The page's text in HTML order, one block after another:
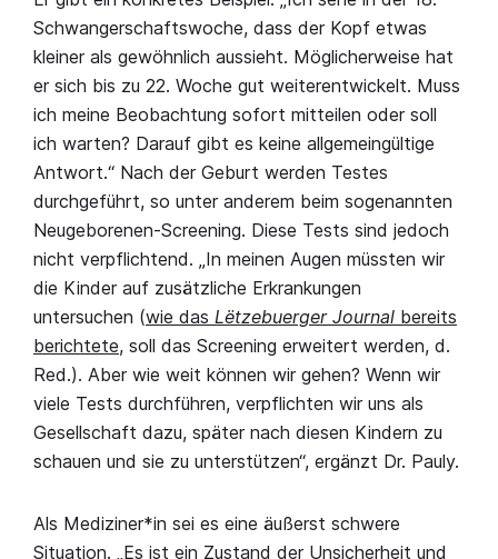
Schwangerschaftswoche, dass der Kopf etwas
kleiner als gewöhnlich aussieht. Möglicherweise hat
er sich bis zu 22. Woche gut weiterentwickelt. Muss
ich meine Beobachtung sofort mitteilen oder soll
ich warten? Darauf gibt es keine allgemeingültige
Antwort.“ Nach der Geburt werden Testes
durchgeführt, so unter anderem beim sogenannten
Neugeborenen-Screening. Diese Tests sind jedoch
nicht verpflichtend. „In meinen Augen müssten wir
die Kinder auf zusätzliche Erkrankungen
untersuchen (wie das Lëtzebuerger Journal bereits
berichtete, soll das Screening erweitert werden, d.
Red.). Aber wie weit können wir gehen? Wenn wir
viele Tests durchführen, verpflichten wir uns als
Gesellschaft dazu, später nach diesen Kindern zu
schauen und sie zu unterstützen“, ergänzt Dr. Pauly.
Als Mediziner*in sei es eine äußerst schwere
Situation. „Es ist ein Zustand der Unsicherheit und